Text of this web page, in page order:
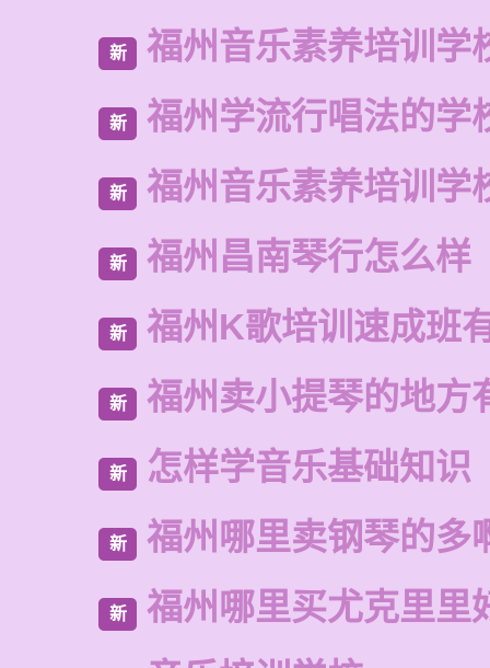
新 福州音乐素养培训学
新 福州学流行唱法的学
新 福州音乐素养培训学
新 福州昌南琴行怎么样
新 福州K歌培训速成班
新 福州卖小提琴的地方
新 怎样学音乐基础知识
新 福州哪里卖钢琴的多
新 福州哪里买尤克里里